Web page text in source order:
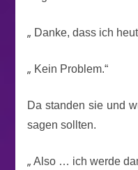
„ Danke, dass ich
„ Kein Problem.“
Da standen sie und
sagen sollten.
„ Also … ich werde